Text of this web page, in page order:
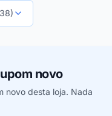
novo
novo desta loja. Nada